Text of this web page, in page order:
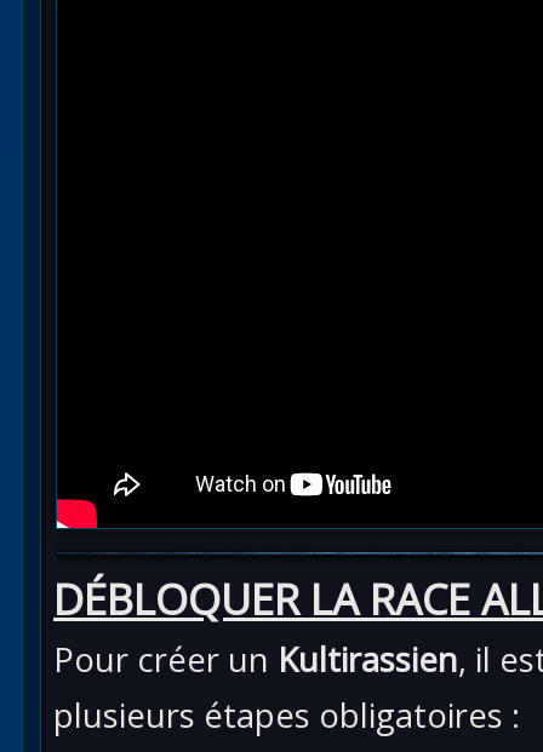
DÉBLOQUER LA RACE
Pour créer un Kultirassien, il
plusieurs étapes obligatoires :